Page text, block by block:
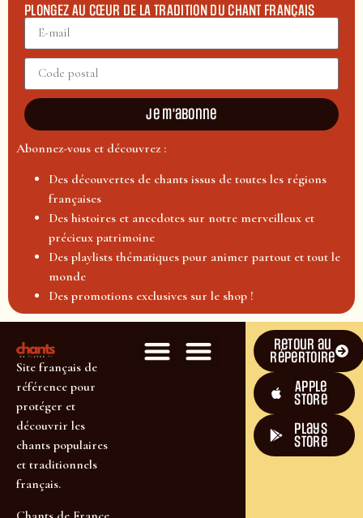
PLONGEZ AU CŒUR DE LA TRADITION DU CHANT FRANÇAIS
Je m'abonne
Abonnez-vous et découvrez :
Des découvertes de chants issus de toutes les régions
françaises
Des histoires et anecdotes sur notre merveilleux et
précieux patrimoine
Des playlists thématiques pour animer partout et tout le
monde
Des promotions exclusives sur le shop !
Site français de
référence pour
protéger et
découvrir les
chants populaires
et traditionnels
français.
Retour au
répertoire
Apple
Store
plays
store